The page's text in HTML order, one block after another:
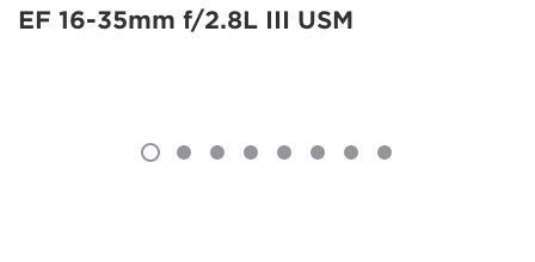
EF 16-35mm f/2.8L III USM